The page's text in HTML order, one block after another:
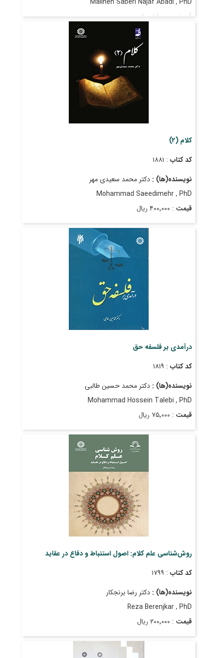
قیمت: ۸۵٬۰۰۰ ریال
: فروردین ۱۳۹۴
کلام (۲)
کد کتاب : ۱۸۸۱
نویسنده(ها) : دکتر محمد سعیدی مهر
Mohammad Saeedimehr , PhD
قیمت : ۴۰۰٬۰۰۰ ریال
: آذر ۱۳۹۹
درآمدی بر فلسفه حق
کد کتاب : ۱۸۱۹
نویسنده(ها) : دکتر محمد حسین طالبی
Mohammad Hossein Talebi , PhD
قیمت : ۷۵٬۰۰۰ ریال
: فروردین ۱۳۹۳
روش‌شناسی علم کلام: اصول استنباط و دفاع در عقاید
کد کتاب : ۱۷۹۹
نویسنده(ها) : دکتر رضا برنجکار
Reza Berenjkar , PhD
قیمت : ۲۰۰٬۰۰۰ ریال
: دی ۱۳۹۸